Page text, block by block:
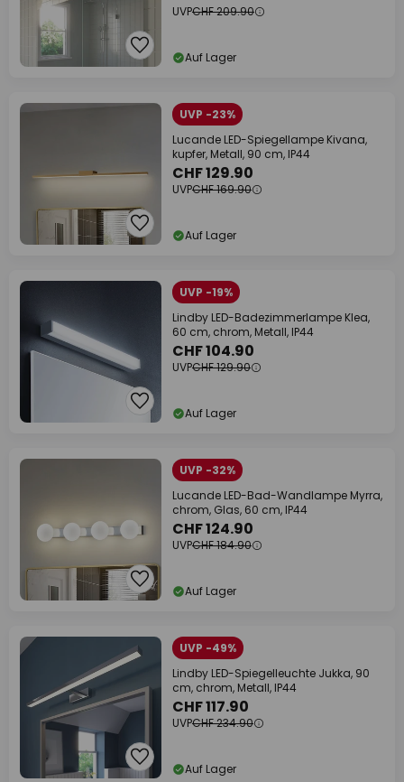
UVPCHF 209.90
Auf Lager
UVP -23%
Lucande LED-Spiegellampe Kivana,
kupfer, Metall, 90 cm, IP44
CHF 129.90
UVPCHF 169.90
Auf Lager
UVP -19%
Lindby LED-Badezimmerlampe Klea,
60 cm, chrom, Metall, IP44
CHF 104.90
UVPCHF 129.90
Auf Lager
UVP -32%
Lucande LED-Bad-Wandlampe Myrra,
chrom, Glas, 60 cm, IP44
CHF 124.90
UVPCHF 184.90
Auf Lager
UVP -49%
Lindby LED-Spiegelleuchte Jukka, 90
cm, chrom, Metall, IP44
CHF 117.90
UVPCHF 234.90
Auf Lager